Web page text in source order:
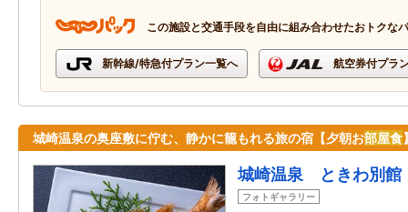
この施設と交通手段を自由に組み合わせたおトクな
新幹線/特急付プラン一覧へ 航空券付プラ
城崎温泉の奥座敷に佇む、静かに籠もれる旅の宿【夕朝お部屋食
城崎温泉 ときわ別館
フォトギャラリー